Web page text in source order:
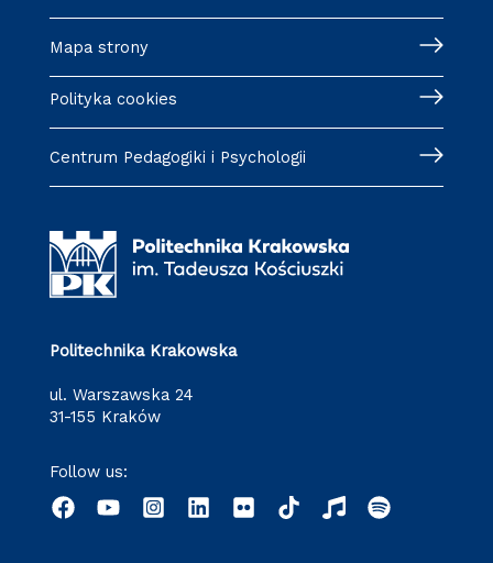
Mapa strony
Polityka cookies
Centrum Pedagogiki i Psychologii
Politechnika Krakowska
ul. Warszawska 24
31-155 Kraków
Follow us: